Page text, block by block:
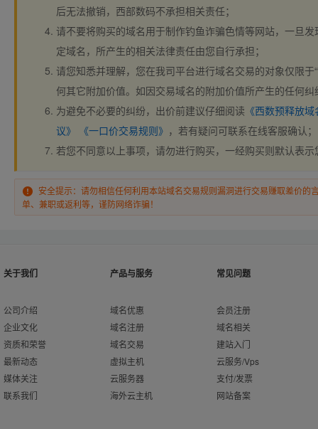
后无法撤销，西部数码不承担相关责任；
请不要将购买的域名用于制作钓鱼诈骗色情等网站，一旦
定域名，所产生的相关法律责任由您自行承担；
请您知悉并理解，您在我司平台进行域名交易的对象仅限于
何其它附加价值。如因交易域名的附加价值所产生的任何
为避免不必要的纠纷，出价前建议仔细阅读 《西数预释放
议》
《一口价交易规则》 ，若有疑问可联系在线客服确认；
若您不同意以上事项，请勿进行购买，一经购买则默认表
安全提示：请勿相信任何利用本站域名交易规则漏洞进行交易赚取差价的
单、兼职或返利等，谨防网络诈骗！
关于我们
公司介绍
企业文化
资质和荣誉
最新动态
媒体关注
联系我们
产品与服务
域名优惠
域名注册
域名交易
虚拟主机
云服务器
海外云主机
常见问题
会员注册
域名相关
建站入门
云服务/Vps
支付/发票
网站备案